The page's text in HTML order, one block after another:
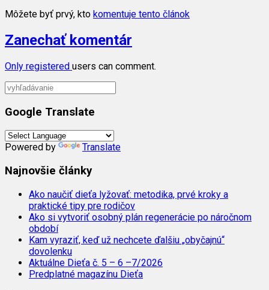
Môžete byť prvý, kto komentuje tento článok
Zanechať komentár
Only registered users can comment.
Google Translate
Powered by Translate
Najnovšie články
Ako naučiť dieťa lyžovať: metodika, prvé kroky a
praktické tipy pre rodičov
Ako si vytvoriť osobný plán regenerácie po náročnom
období
Kam vyraziť, keď už nechcete ďalšiu „obyčajnú“
dovolenku
Aktuálne Dieťa č. 5 – 6 –7/2026
Predplatné magazínu Dieťa